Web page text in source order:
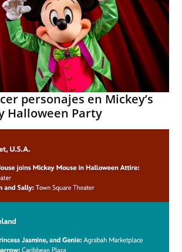
personajes en Mickey’s
Halloween Party